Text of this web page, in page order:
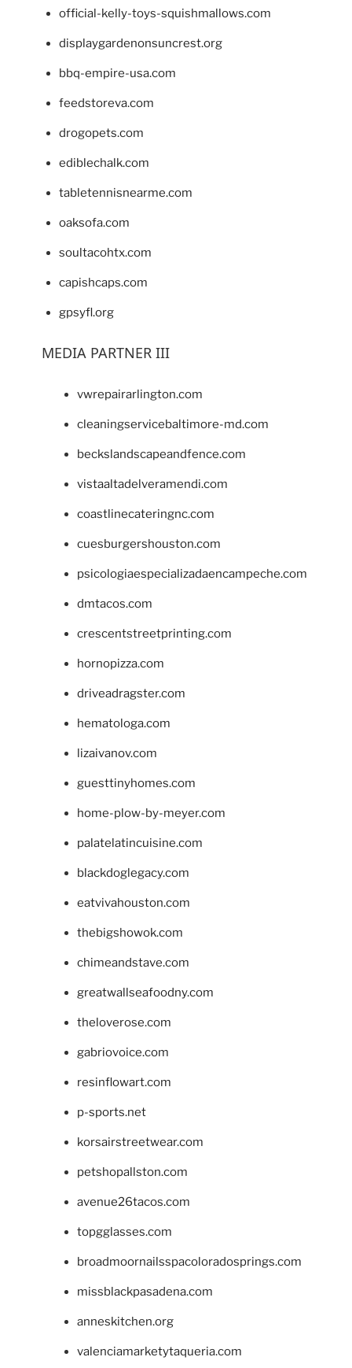
official-kelly-toys-squishmallows.com
displaygardenonsuncrest.org
bbq-empire-usa.com
feedstoreva.com
drogopets.com
ediblechalk.com
tabletennisnearme.com
oaksofa.com
soultacohtx.com
capishcaps.com
gpsyfl.org
MEDIA PARTNER III
vwrepairarlington.com
cleaningservicebaltimore-md.com
beckslandscapeandfence.com
vistaaltadelveramendi.com
coastlinecateringnc.com
cuesburgershouston.com
psicologiaespecializadaencampeche.com
dmtacos.com
crescentstreetprinting.com
hornopizza.com
driveadragster.com
hematologa.com
lizaivanov.com
guesttinyhomes.com
home-plow-by-meyer.com
palatelatincuisine.com
blackdoglegacy.com
eatvivahouston.com
thebigshowok.com
chimeandstave.com
greatwallseafoodny.com
theloverose.com
gabriovoice.com
resinflowart.com
p-sports.net
korsairstreetwear.com
petshopallston.com
avenue26tacos.com
topgglasses.com
broadmoornailsspacoloradosprings.com
missblackpasadena.com
anneskitchen.org
valenciamarketytaqueria.com